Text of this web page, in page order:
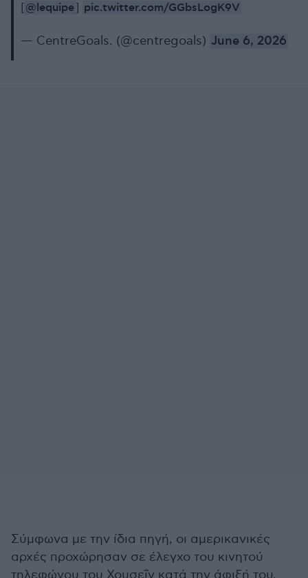
[@lequipe] pic.twitter.com/GGbsLogK9V
— CentreGoals. (@centregoals) June 6, 2026
Σύμφωνα με την ίδια πηγή, οι αμερικανικές
αρχές προχώρησαν σε έλεγχο του κινητού
τηλεφώνου του Χουσεΐν κατά την άφιξή του.